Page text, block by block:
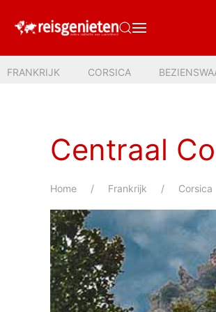
FRANKRIJK CORSICA
Centraal
Home Frankrijk Corsica